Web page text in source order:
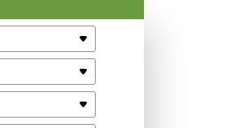
livraison
Retrait agence
Mar 11 Août